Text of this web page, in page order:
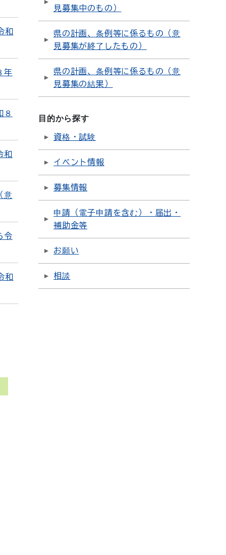
和
年
８
和
意
令
和
見募集中のもの）
県の計画、条例等に係るもの（意
見募集が終了したもの）
県の計画、条例等に係るもの（意
見募集の結果）
目的から探す
資格・試験
イベント情報
募集情報
申請（電子申請を含む）・届出・
補助金等
お願い
相談